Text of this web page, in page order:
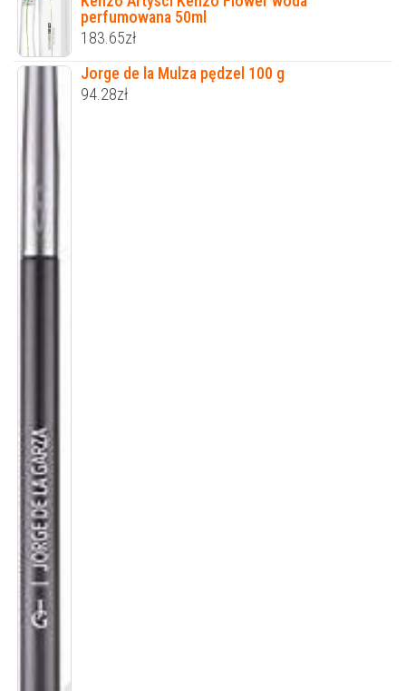
perfumowana 50ml
183.65zł
Jorge de la Mulza pędzel 100 g
94.28zł